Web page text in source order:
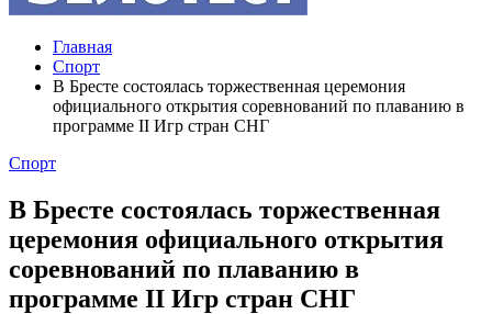
Главная
Спорт
В Бресте состоялась торжественная церемония
официального открытия соревнований по плаванию в
программе II Игр стран СНГ
Спорт
В Бресте состоялась торжественная
церемония официального открытия
соревнований по плаванию в
программе II Игр стран СНГ